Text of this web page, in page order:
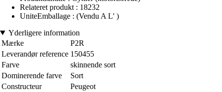
Relateret produkt : 18232
UniteEmballage : (Vendu A L' )
Yderligere information
Mærke
P2R
Leverandør reference 150455
Farve
skinnende sort
Dominerende farve
Sort
Constructeur
Peugeot